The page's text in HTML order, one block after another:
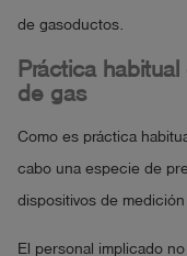
de gasoductos.
Práctica
de gas
Como es práctica
cabo una especie de
dispositivos de
El personal implicado